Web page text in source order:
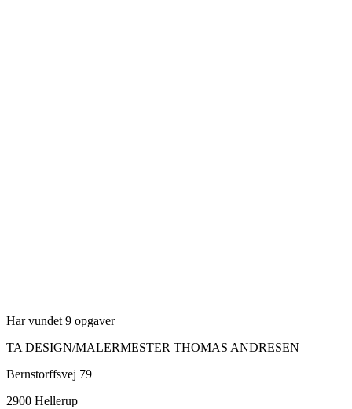
Har vundet 9 opgaver
TA DESIGN/MALERMESTER THOMAS ANDRESEN
Bernstorffsvej 79
2900 Hellerup